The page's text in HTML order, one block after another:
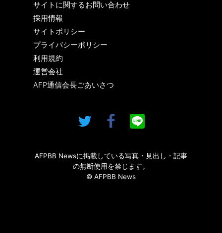
サイトに関するお問い合わせ
採用情報
サイトポリシー
プライバシーポリシー
利用規約
運営会社
AFP通信会長ごあいさつ
AFPBB Newsに掲載している写真・見出し・記事
の無断使用を禁じます。
© AFPBB News